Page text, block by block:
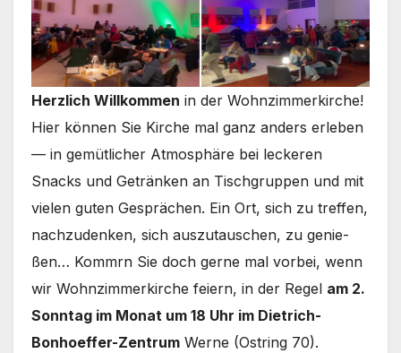
Herz­lich Will­kom­men in der Wohn­zim­mer­kir­che!
Hier kön­nen Sie Kir­che mal ganz anders erle­ben
— in gemüt­li­cher Atmo­sphä­re bei lecke­ren
Snacks und Geträn­ken an Tisch­grup­pen und mit
vie­len guten Gesprä­chen. Ein Ort, sich zu tref­fen,
nach­zu­den­ken, sich aus­zu­tau­schen, zu genie­
ßen… Kommrn Sie doch ger­ne mal vor­bei, wenn
wir Wohn­zim­mer­kir­che fei­ern, in der Regel am 2.
Sonn­tag im Monat um 18 Uhr im Dietrich-
Bonhoeffer-Zentrum Wer­ne (Ost­ring 70).